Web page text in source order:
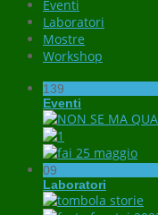
Eventi
Laboratori
Mostre
Workshop
139
Eventi
09
Laboratori